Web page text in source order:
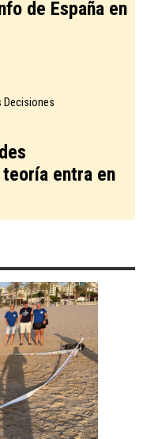
de España en
Decisiones
entra en